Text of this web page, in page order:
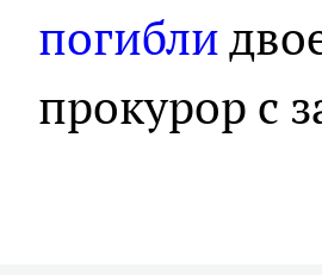
погибли
прокурор с